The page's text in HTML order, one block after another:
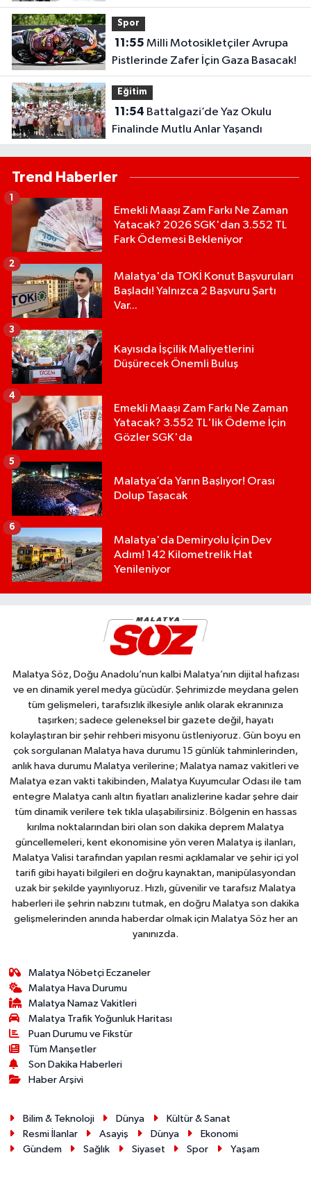
Robotik Kodlama Kursu Başladı
Spor
11:55
Pistlerinde Zafer İçin Gaza Basacak!
Eğitim
11:54
Finalinde Mutlu Anlar Yaşandı
Trend Haberler
Emekli Maaşı Zam Farkı Ne Zaman
Yatacak? 2026 SGK'dan 3.552 TL
Fark Ödemesi Bekleniyor
1
Malatya'da TOKİ Konut Başvuruları
Başladı! Yalnızca 2 Başvuru Şartı
Var...
2
Kayısıda İşçilik Maliyetlerini
Düşürecek Önemli Buluş
3
Emekli Maaşı Zam Farkı Ne Zaman
Yatacak? 3.552 TL'lik Ödeme İçin
Gözler SGK'da
4
Malatya’da Yarın Başlıyor! Orası
Dolup Taşacak
5
Malatya'da Demiryolu İçin Dev
Adım! 142 Kilometrelik Hat
Yenileniyor
6
Malatya Söz, Doğu Anadolu’nun kalbi Malatya’nın dijital hafızası
ve en dinamik yerel medya gücüdür. Şehrimizde meydana gelen
tüm gelişmeleri, tarafsızlık ilkesiyle anlık olarak ekranınıza
taşırken; sadece geleneksel bir gazete değil, hayatı
kolaylaştıran bir şehir rehberi misyonu üstleniyoruz. Gün boyu en
çok sorgulanan Malatya hava durumu 15 günlük tahminlerinden,
anlık hava durumu Malatya verilerine; Malatya namaz vakitleri ve
Malatya ezan vakti takibinden, Malatya Kuyumcular Odası ile tam
entegre Malatya canlı altın fiyatları analizlerine kadar şehre dair
tüm dinamik verilere tek tıkla ulaşabilirsiniz. Bölgenin en hassas
kırılma noktalarından biri olan son dakika deprem Malatya
güncellemeleri, kent ekonomisine yön veren Malatya iş ilanları,
Malatya Valisi tarafından yapılan resmi açıklamalar ve şehir içi yol
tarifi gibi hayati bilgileri en doğru kaynaktan, manipülasyondan
uzak bir şekilde yayınlıyoruz. Hızlı, güvenilir ve tarafsız Malatya
haberleri ile şehrin nabzını tutmak, en doğru Malatya son dakika
gelişmelerinden anında haberdar olmak için Malatya Söz her an
yanınızda.
Malatya Nöbetçi Eczaneler
Malatya Hava Durumu
Malatya Namaz Vakitleri
Malatya Trafik Yoğunluk Haritası
Puan Durumu ve Fikstür
Tüm Manşetler
Son Dakika Haberleri
Haber Arşivi
Bilim & Teknoloji Dünya
Kültür & Sanat
Resmi İlanlar
Asayiş Dünya
Ekonomi
Gündem
Sağlık Siyaset Spor Yaşam